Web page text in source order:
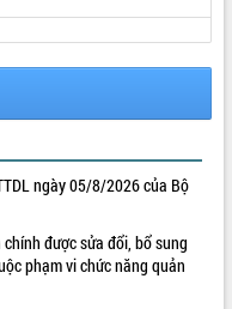
ngày 05/8/2026 của Bộ
được sửa đổi, bổ sung
phạm vi chức năng quản